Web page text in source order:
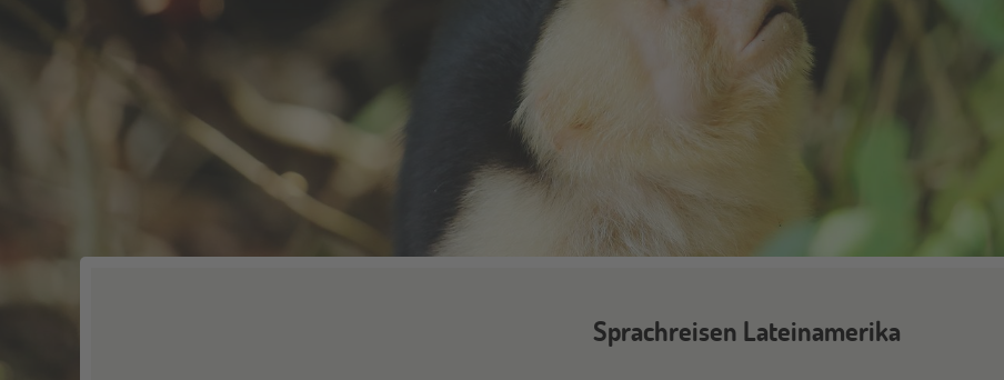
Sprachreisen Lateinamerika